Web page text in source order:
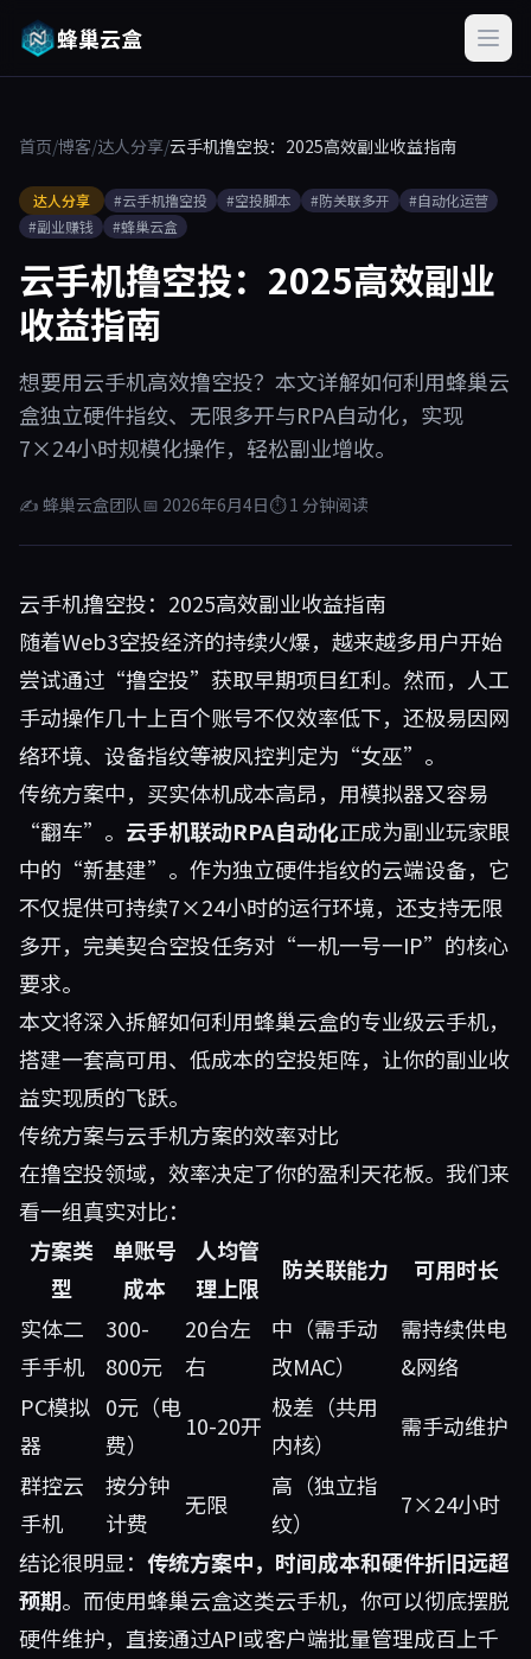
蜂巢云盒
首页/博客/达人分享/云手机撸空投：2025高效副业收益指南
达人分享 #云手机撸空投 #空投脚本 #防关联多开
#自动化运营
#副业赚钱
#蜂巢云盒
云手机撸空投：2025高效副业
收益指南
想要用云手机高效撸空投？本文详解如何利用蜂巢云
盒独立硬件指纹、无限多开与RPA自动化，实现
7×24小时规模化操作，轻松副业增收。
✍ 蜂巢云盒团队📅 2026年6月4日⏱ 1 分钟阅读
云手机撸空投：2025高效副业收益指南
随着Web3空投经济的持续火爆，越来越多用户开始
尝试通过“撸空投”获取早期项目红利。然而，人工
手动操作几十上百个账号不仅效率低下，还极易因网
络环境、设备指纹等被风控判定为“女巫”。
传统方案中，买实体机成本高昂，用模拟器又容易
“翻车”。 云手机联动RPA自动化正成为副业玩家眼
中的“新基建”。作为独立硬件指纹的云端设备，它
不仅提供可持续7×24小时的运行环境，还支持无限
多开，完美契合空投任务对“一机一号一IP”的核心
要求。
本文将深入拆解如何利用蜂巢云盒的专业级云手机，
搭建一套高可用、低成本的空投矩阵，让你的副业收
益实现质的飞跃。
传统方案与云手机方案的效率对比
在撸空投领域，效率决定了你的盈利天花板。我们来
看一组真实对比：
方案类
型
单账号
成本
人均管
理上限
防关联能力
可用时长
实体二
手手机
300-
800元
20台左
右
中（需手动
改MAC）
需持续供电
&网络
PC模拟
器
0元（电
费）
10-20开
极差（共用
内核）
需手动维护
群控云
手机
按分钟
计费
无限
高（独立指
纹）
7×24小时
结论很明显： 传统方案中，时间成本和硬件折旧远超
预期。而使用蜂巢云盒这类云手机，你可以彻底摆脱
硬件维护，直接通过API或客户端批量管理成百上千